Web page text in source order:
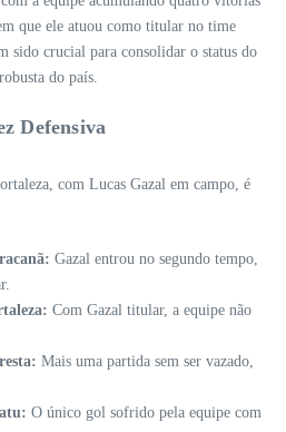
que ele atuou como titular no time
sido crucial para consolidar o status do
do país.
Defensiva
com Lucas Gazal em campo, é
Gazal entrou no segundo tempo,
Com Gazal titular, a equipe não
Mais uma partida sem ser vazado,
O único gol sofrido pela equipe com